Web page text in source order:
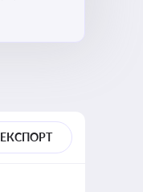
ЕКСПОРТ